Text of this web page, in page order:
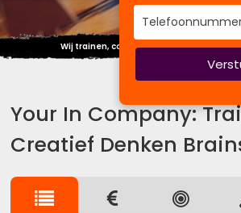
Wij trainen, coachen om uw
Your In Company:
Creatief Denken